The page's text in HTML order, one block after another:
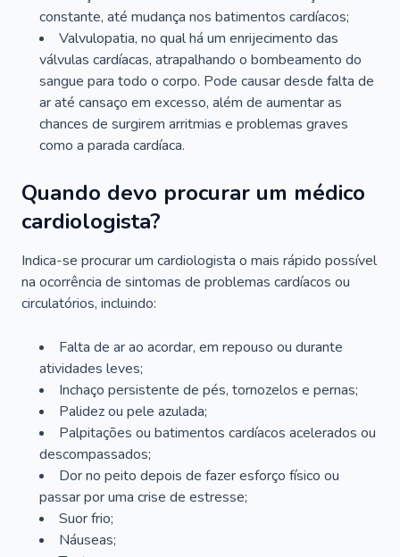
constante, até mudança nos batimentos cardíacos;
Valvulopatia, no qual há um enrijecimento das
válvulas cardíacas, atrapalhando o bombeamento do
sangue para todo o corpo. Pode causar desde falta de
ar até cansaço em excesso, além de aumentar as
chances de surgirem arritmias e problemas graves
como a parada cardíaca.
Quando devo procurar um médico
cardiologista?
Indica-se procurar um cardiologista o mais rápido possível
na ocorrência de sintomas de problemas cardíacos ou
circulatórios, incluindo:
Falta de ar ao acordar, em repouso ou durante
atividades leves;
Inchaço persistente de pés, tornozelos e pernas;
Palidez ou pele azulada;
Palpitações ou batimentos cardíacos acelerados ou
descompassados;
Dor no peito depois de fazer esforço físico ou
passar por uma crise de estresse;
Suor frio;
Náuseas;